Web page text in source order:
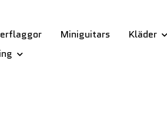
Miniguitars
Kläder